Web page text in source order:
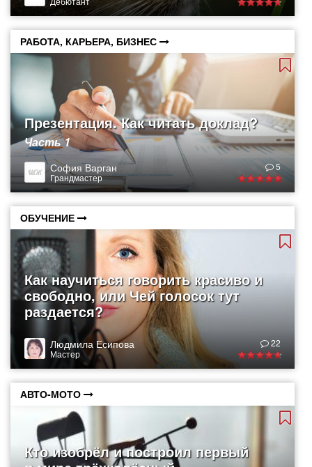
РАБОТА, КАРЬЕРА, БИЗНЕС
Презентация. Как читать доклад?
Часть 1
София Варган
Грандмастер
5
ОБУЧЕНИЕ
Как научиться говорить красиво и
свободно, или Чей голосок тут
раздается?
Людмила Есипова
Мастер
22
АВТО-МОТО
Кто изобрёл и построил первый